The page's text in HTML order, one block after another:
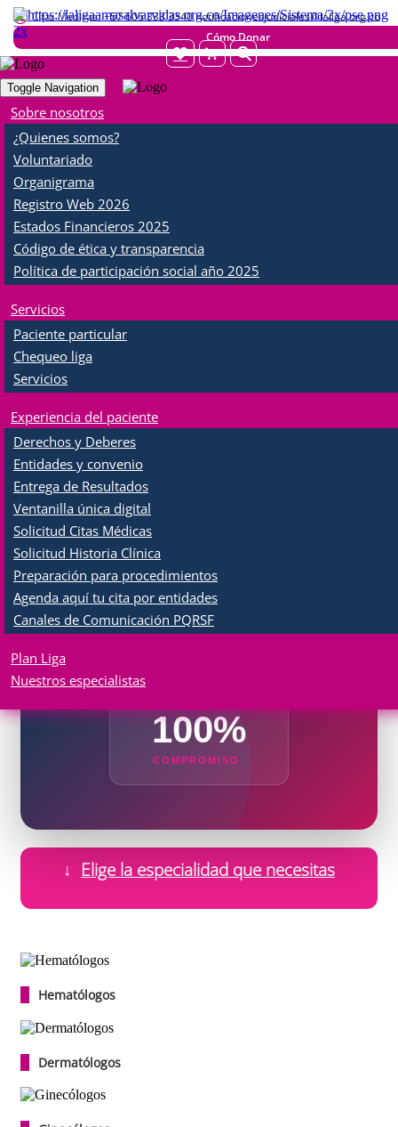
Citas Médicas: +57 606 333 3340 notificacionesjudiciales@laliga.org.co
Cómo Donar
Toggle Navigation
Sobre nosotros
¿Quienes somos?
Voluntariado
Organigrama
Registro Web 2026
Estados Financieros 2025
Código de ética y transparencia
Política de participación social año 2025
Servicios
Paciente particular
Chequeo liga
Servicios
Experiencia del paciente
Derechos y Deberes
Entidades y convenio
Entrega de Resultados
Ventanilla única digital
Solicitud Citas Médicas
Solicitud Historia Clínica
Preparación para procedimientos
Agenda aquí tu cita por entidades
Canales de Comunicación PQRSF
Plan Liga
Nuestros especialistas
Nuestros especialistas
FacebookTwitter
Especialistas
comprometidos con brindarte atención
médica de excelencia, con calidad humana y
140+
ESPECIALISTAS
40+
100%
COMPROMISO
↓ Elige la especialidad que necesitas
Hematólogos
Dermatólogos